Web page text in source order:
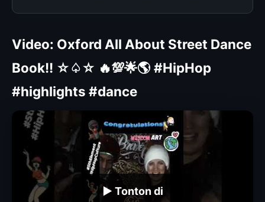
Video: Oxford All About Street Dance
Book!! ☆♤☆ 🔥💯🌟🌎 #HipHop
#highlights #dance
▶ Tonton di